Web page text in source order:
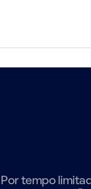
Por tempo